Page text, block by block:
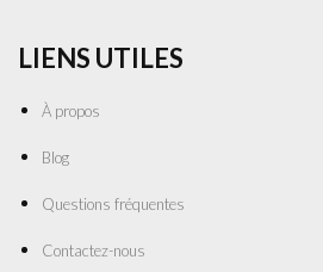
LIENS UTILES
À propos
Blog
Questions fréquentes
Contactez-nous